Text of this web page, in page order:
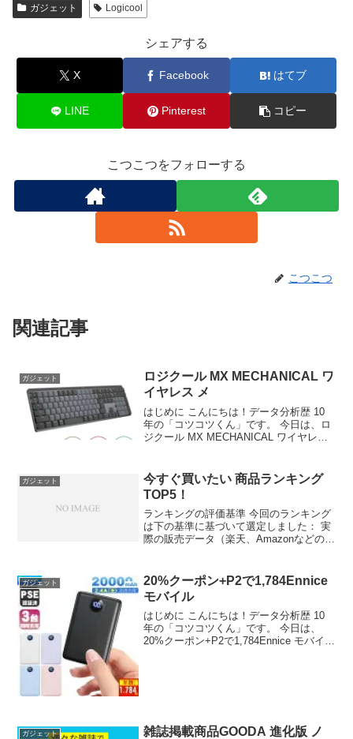
ガジェット Logicool
シェアする
X Facebook はてブ
LINE Pinterest コピー
こつこつをフォローする
こつこつ
関連記事
ガジェット
ロジクール MX MECHANICAL ワ
イヤレス メ
はじめに こんにちは！データ分析歴 10
年の「コツコツくん」です。 今日は、ロ
ジクール MX MECHANICAL ワイヤレス
MECHANICAL ワイヤレス メカ...
ガジェット
今すぐ買いたい 商品ランキング
TOP5！
ランキングの評価基準 今回のランキング
は下の基準に基づいて選定しました： 実
際の販売データ（楽天、Amazonなどの
位：冷感ネッククーラー（クールスカー
フ） 価格...
ガジェット
20%クーポン+P2で1,784Ennice
モバイル
はじめに こんにちは！データ分析歴 10
年の「コツコツくん」です。 今日は、
20%クーポン+P2で1,784Ennice モバイル
ガジェット
雑誌掲載商品GOODA 進化版 ノ